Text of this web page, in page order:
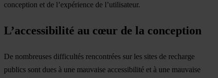
conception et de l’expérience de l’utilisateur.
L’accessibilité au cœur de la conception
De nombreuses difficultés rencontrées sur les sites de recharge
publics sont dues à une mauvaise accessibilité et à une mauvaise